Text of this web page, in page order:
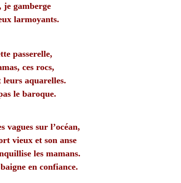
gamberge
larmoyants.
passerelle,
ces rocs,
leurs aquarelles.
le baroque.
vagues sur l’océan,
vieux et son anse
les mamans.
en confiance.